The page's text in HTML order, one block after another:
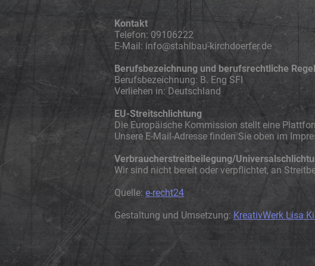
Kontakt
Telefon: 09106222
E-Mail: info@stahlbau-kirchdoerfer.de
Berufsbezeichnung und berufsrechtliche
Berufsbezeichnung: B. Eng SFI
Verliehen in: Deutschland
EU-Streitschlichtung
Die Europäische Kommission stellt eine
Unsere E-Mail-Adresse finden Sie oben im
Verbraucher­streit­beilegung/
Wir sind nicht bereit oder verpflichtet, an
Quelle: e-recht24
Gestaltung und Umsetzung: KreativWerk Lisa